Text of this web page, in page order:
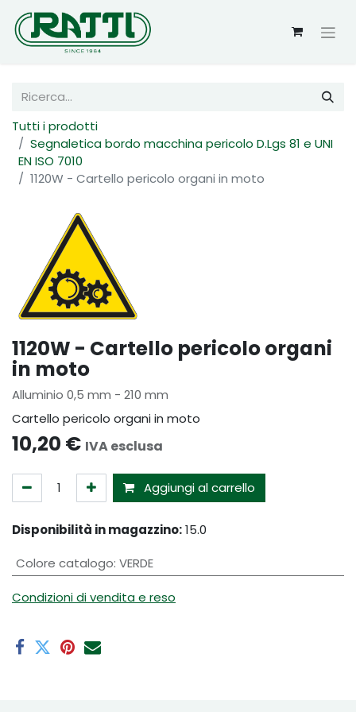
Tutti i prodotti
Segnaletica bordo macchina pericolo D.Lgs 81 e UNI
EN ISO 7010
1120W - Cartello pericolo organi in moto
1120W - Cartello pericolo organi
in moto
Alluminio 0,5 mm - 210 mm
Cartello pericolo organi in moto
10,20 € IVA esclusa
Aggiungi al carrello
Disponibilità in magazzino:15.0
Colore catalogo: VERDE
Condizioni di vendita e reso